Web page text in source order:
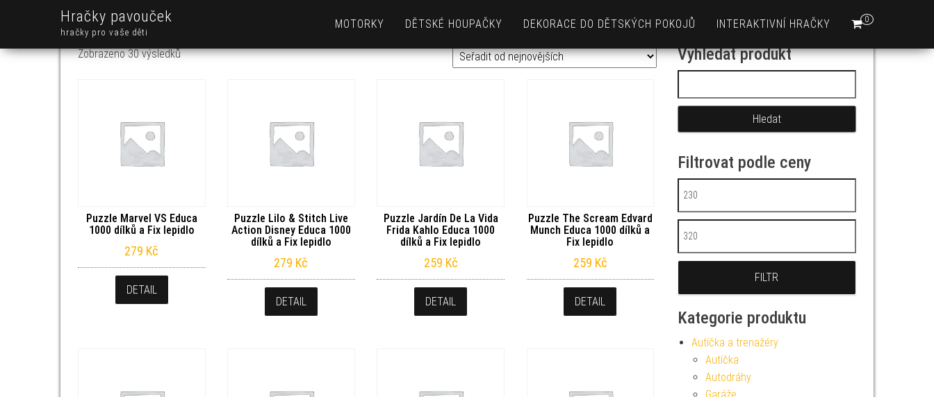
Hračky pavouček
hračky pro vaše děti
0
MOTORKY DĚTSKÉ HOUPAČKY DEKORACE DO DĚTSKÝCH POKOJŮ INTERAKTIVNÍ HRAČKY
Zobrazeno 30 výsledkůSeřazeno od nejnovějších
Puzzle Marvel VS Educa
1000 dílků a Fix lepidlo
279 Kč
DETAIL
Puzzle Lilo & Stitch Live
Action Disney Educa 1000
dílků a Fix lepidlo
279 Kč
DETAIL
Puzzle Jardín De La Vida
Frida Kahlo Educa 1000
dílků a Fix lepidlo
259 Kč
DETAIL
Puzzle The Scream Edvard
Munch Educa 1000 dílků a
Fix lepidlo
259 Kč
DETAIL
Vyhledat produkt
Filtrovat podle ceny
Minimální cena
Maximální cena
FILTR
Kategorie produktu
Autíčka a trenažéry
Autíčka
Autodráhy